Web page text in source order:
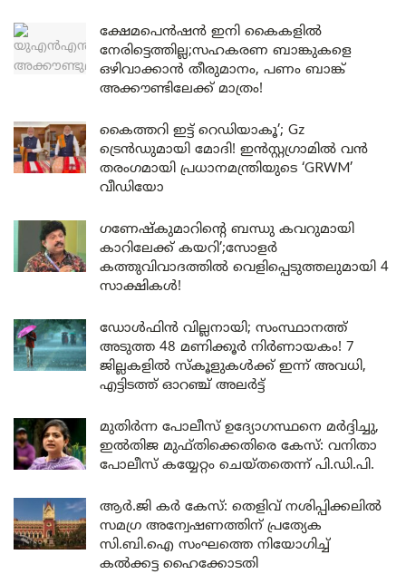
ക്ഷേമപെൻഷൻ ഇനി കൈകളിൽ
നേരിട്ടെത്തില്ല;സഹകരണ ബാങ്കുകളെ
ഒഴിവാക്കാൻ തീരുമാനം, പണം ബാങ്ക്
അക്കൗണ്ടിലേക്ക് മാത്രം!
കൈത്തറി ഇട്ട് റെഡിയാകൂ’; Gz
ട്രെൻഡുമായി മോദി! ഇൻസ്റ്റഗ്രാമിൽ വൻ
തരംഗമായി പ്രധാനമന്ത്രിയുടെ ‘GRWM’
വീഡിയോ
ഗണേഷ്കുമാറിന്റെ ബന്ധു കവറുമായി
കാറിലേക്ക് കയറി’;സോളർ
കത്തുവിവാദത്തിൽ വെളിപ്പെടുത്തലുമായി 4
സാക്ഷികൾ!
ഡോൾഫിൻ വില്ലനായി; സംസ്ഥാനത്ത്
അടുത്ത 48 മണിക്കൂർ നിർണായകം! 7
ജില്ലകളിൽ സ്കൂളുകൾക്ക് ഇന്ന് അവധി,
എട്ടിടത്ത് ഓറഞ്ച് അലർട്ട്
മുതിർന്ന പോലീസ് ഉദ്യോഗസ്ഥനെ മർദ്ദിച്ചു,
ഇൽതിജ മുഫ്തിക്കെതിരെ കേസ്: വനിതാ
പോലീസ് കയ്യേറ്റം ചെയ്തതെന്ന് പി.ഡി.പി.
ആർ.ജി കർ കേസ്: തെളിവ് നശിപ്പിക്കലിൽ
സമഗ്ര അന്വേഷണത്തിന് പ്രത്യേക
സി.ബി.ഐ സംഘത്തെ നിയോഗിച്ച്
കൽക്കട്ട ഹൈക്കോടതി